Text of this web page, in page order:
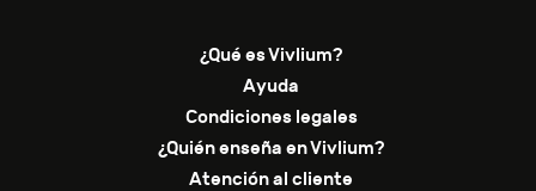
¿Qué es Vivlium?
Ayuda
Condiciones legales
¿Quién enseña en Vivlium?
Atención al cliente